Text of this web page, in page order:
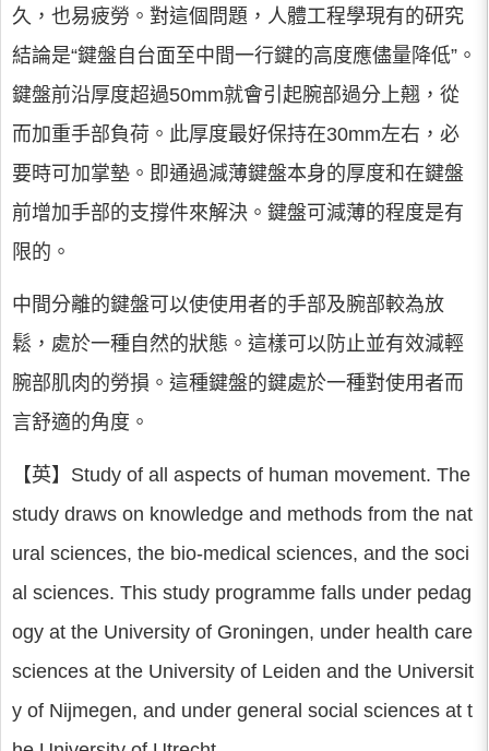
久，也易疲勞。對這個問題，人體工程學現有的研究
結論是“鍵盤自台面至中間一行鍵的高度應儘量降低”。
鍵盤前沿厚度超過50mm就會引起腕部過分上翹，從
而加重手部負荷。此厚度最好保持在30mm左右，必
要時可加掌墊。即通過減薄鍵盤本身的厚度和在鍵盤
前增加手部的支撐件來解決。鍵盤可減薄的程度是有
限的。
中間分離的鍵盤可以使使用者的手部及腕部較為放
鬆，處於一種自然的狀態。這樣可以防止並有效減輕
腕部肌肉的勞損。這種鍵盤的鍵處於一種對使用者而
言舒適的角度。
【英】Study of all aspects of human movement. The
study draws on knowledge and methods from the nat
ural sciences, the bio-medical sciences, and the soci
al sciences. This study programme falls under pedag
ogy at the University of Groningen, under health care
sciences at the University of Leiden and the Universit
y of Nijmegen, and under general social sciences at t